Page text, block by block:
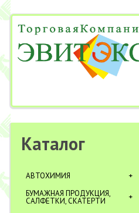
Каталог
АВТОХИМИЯ
БУМАЖНАЯ ПРОДУКЦИЯ,
САЛФЕТКИ, СКАТЕРТИ